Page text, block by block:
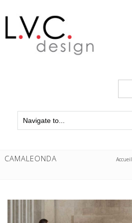
CAMALEONDA Accueil